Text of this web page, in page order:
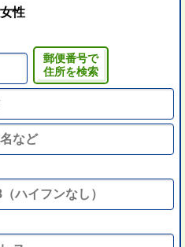
女性
郵便番号で
住所を検索